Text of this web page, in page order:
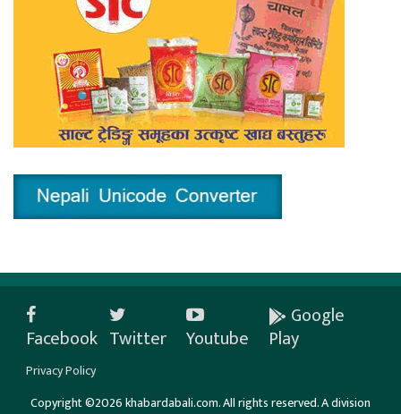
Facebook Twitter Youtube
Google
Play
Privacy Policy
Copyright ©2026 khabardabali.com. All rights reserved. A division